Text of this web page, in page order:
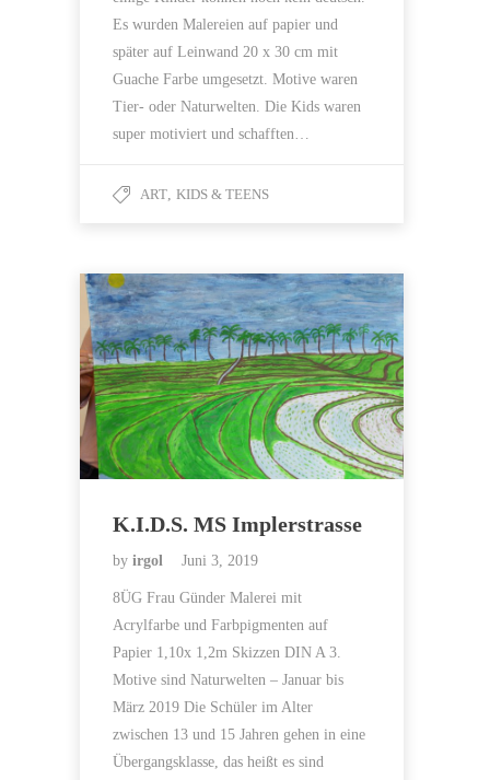
Es wurden Malereien auf papier und
später auf Leinwand 20 x 30 cm mit
Guache Farbe umgesetzt. Motive waren
Tier- oder Naturwelten. Die Kids waren
super motiviert und schafften…
ART, KIDS & TEENS
K.I.D.S. MS Implerstrasse
by irgol Juni 3, 2019
8ÜG Frau Günder Malerei mit
Acrylfarbe und Farbpigmenten auf
Papier 1,10x 1,2m Skizzen DIN A 3.
Motive sind Naturwelten – Januar bis
März 2019 Die Schüler im Alter
zwischen 13 und 15 Jahren gehen in eine
Übergangsklasse, das heißt es sind